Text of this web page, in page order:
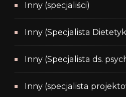
Inny (specjaliści)
Inny (Specjalista
Inny (Specjalista ds.
Inny (specjalista